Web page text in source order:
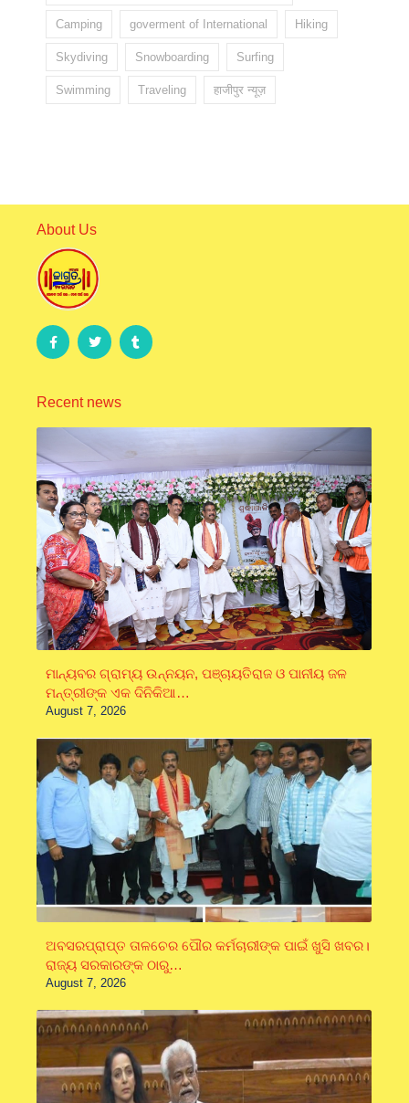
Camping goverment of International Hiking
Skydiving Snowboarding Surfing
Swimming Traveling हाजीपुर न्यूज़
About Us
Recent news
ମାନ୍ୟବର ଗ୍ରାମ୍ୟ ଉନ୍ନୟନ, ପଞ୍ଚାୟତିରାଜ ଓ ପାନୀୟ ଜଳ
ମନ୍ତ୍ରୀଙ୍କ ଏକ ଦିନିକିଆ…
August 7, 2026
ଅବସରପ୍ରାପ୍ତ ତାଳଚେର ପୌର କର୍ମଚାରୀଙ୍କ ପାଇଁ ଖୁସି ଖବର।
ରାଜ୍ୟ ସରକାରଙ୍କ ଠାରୁ…
August 7, 2026